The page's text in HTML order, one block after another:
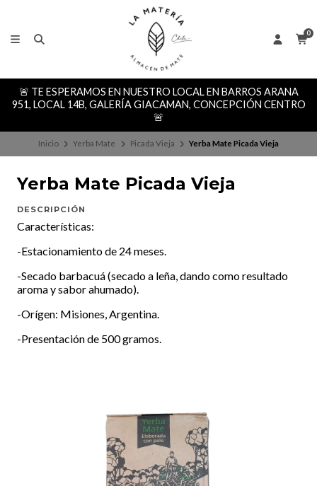
0
🚨 TE ESPERAMOS EN NUESTRO LOCAL EN BARROS ARANA
951, LOCAL 14B, GALERÍA GIACAMAN, CONCEPCIÓN CENTRO
🚨
Inicio Yerba Mate Picada Vieja Yerba Mate Picada Vieja
Yerba Mate Picada Vieja
DESCRIPCIÓN
Características:
-Estacionamiento de 24 meses.
-Secado barbacuá (secado a leña, dando como resultado
aroma y sabor ahumado).
-Orígen: Misiones, Argentina.
-Presentación de 500 gramos.